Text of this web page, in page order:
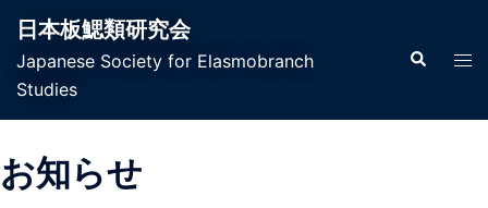
日本板鰓類研究会
Japanese Society for Elasmobranch
Studies
お知らせ